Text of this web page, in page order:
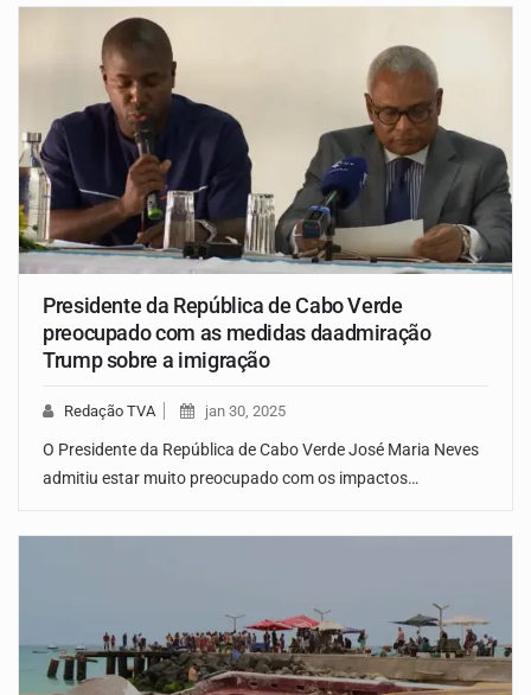
Presidente da República de Cabo Verde
preocupado com as medidas daadmiração
Trump sobre a imigração
Redação TVA jan 30, 2025
O Presidente da República de Cabo Verde José Maria Neves
admitiu estar muito preocupado com os impactos…